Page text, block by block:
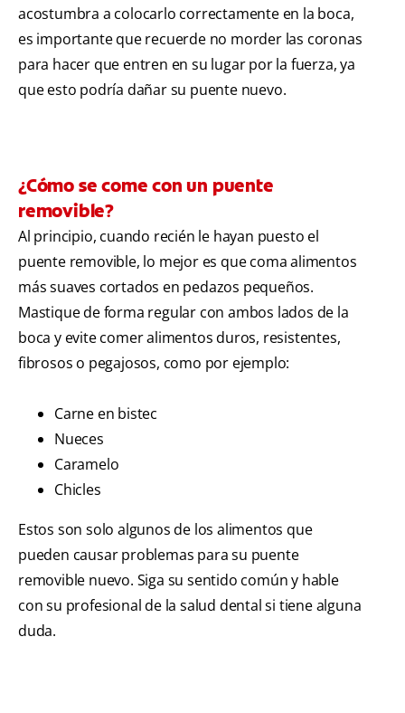
acostumbra a colocarlo correctamente en la boca,
es importante que recuerde no morder las coronas
para hacer que entren en su lugar por la fuerza, ya
que esto podría dañar su puente nuevo.
¿Cómo se come con un puente
removible?
Al principio, cuando recién le hayan puesto el
puente removible, lo mejor es que coma alimentos
más suaves cortados en pedazos pequeños.
Mastique de forma regular con ambos lados de la
boca y evite comer alimentos duros, resistentes,
fibrosos o pegajosos, como por ejemplo:
Carne en bistec
Nueces
Caramelo
Chicles
Estos son solo algunos de los alimentos que
pueden causar problemas para su puente
removible nuevo. Siga su sentido común y hable
con su profesional de la salud dental si tiene alguna
duda.